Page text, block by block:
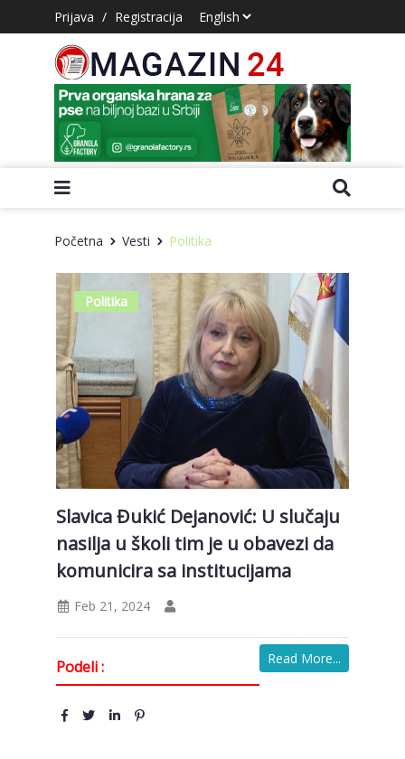
Prijava / Registracija
Početna Vesti Politika
Politika
Slavica Đukić Dejanović: U slučaju
nasilja u školi tim je u obavezi da
komunicira sa institucijama
Feb 21, 2024
Read More...
Podeli :